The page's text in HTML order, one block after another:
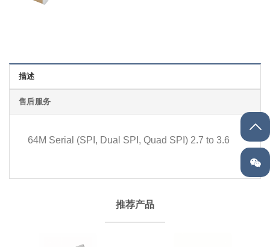
描述
售后服务
64M Serial (SPI, Dual SPI, Quad SPI) 2.7 to 3.6
推荐产品